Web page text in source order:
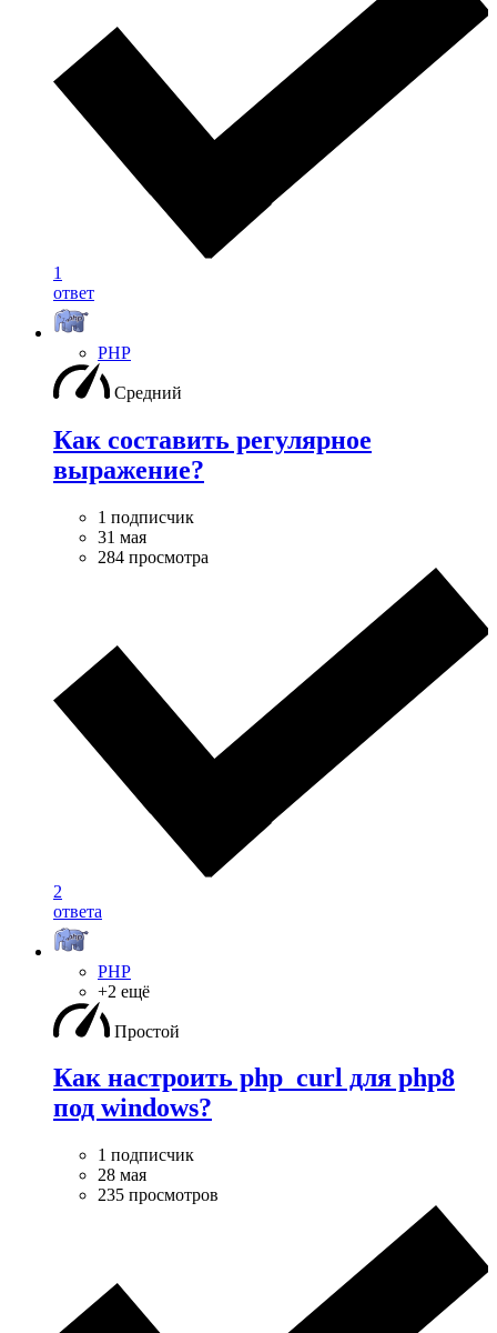
1
ответ
PHP
Средний
Как составить регулярное
выражение?
1 подписчик
31 мая
284 просмотра
2
ответа
PHP
+2 ещё
Простой
Как настроить php_curl для php8
под windows?
1 подписчик
28 мая
235 просмотров